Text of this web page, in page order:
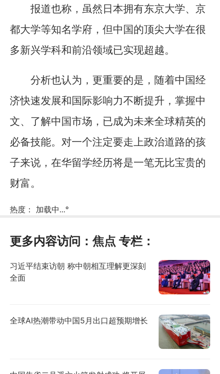
报道也称，虽然日本拥有东京大学、京
都大学等知名学府，但中国的顶尖大学在很
多新兴学科和前沿领域已实现超越。
分析也认为，更重要的是，随着中国经
济快速发展和国际影响力不断提升，掌握中
文、了解中国市场，已成为未来全球精英的
必备技能。对一个注定要走上政治道路的孩
子来说，在华留学经历将是一笔无比宝贵的
财富。
热度： 加载中...°
更多内容访问： 焦点 专栏：
习近平结束访朝 称中朝相互理解更深刻
全面
全球AI热潮带动中国5月出口超预期增长